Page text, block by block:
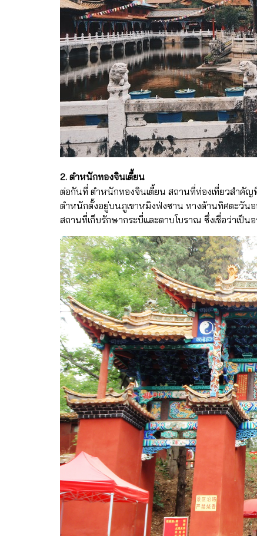
2. ตำหนักทองจินเตี้ยน
ต่อกันที่ ตำหนักทองจินเตี้ยน สถานที่ท่องเที่ยวสำคัญ
ตำหนักตั้งอยู่บนภูเขาหมิงฟ่งซาน ทางด้านทิศตะวันอ
สถานที่เก็บรักษากระบี่และดาบโบราณ ซึ่งเชื่อว่าเป็น